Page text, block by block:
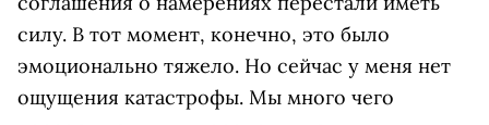
силу. В тот момент, конечно, это было
эмоционально тяжело. Но сейчас у меня нет
ощущения катастрофы. Мы много чего